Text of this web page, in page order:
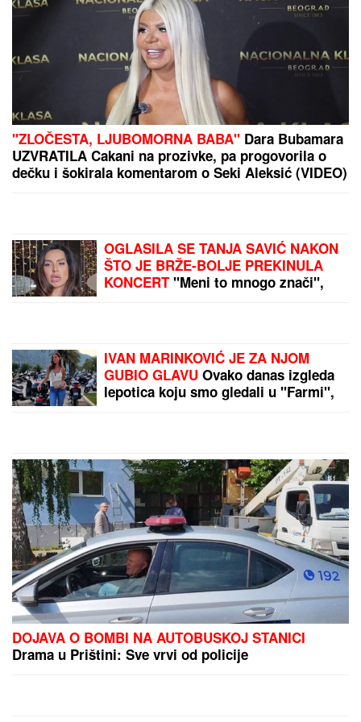
Propao ogroman transfer
zbog Zvezdinog
sponzora?
MASOVNA PUCNJAVA U
Ovo skriveno ostrvo
mnogi porede sa
Maldivima: Nema kafića i
restorana, nalazi se u
PREPORUKA ZA VAS